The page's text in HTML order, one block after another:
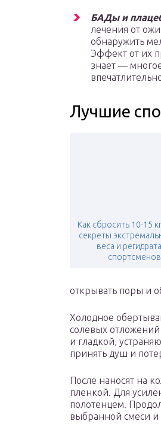
БАДы и
лечения от
обнаружить
Эффект от их
знает —
Лучшие
Как сбросить 10-15
секреты
веса и
открывать поры и
Холодное
солевых
и гладкой,
принять душ и
После наносят на
пленкой. Для
полотенцем.
выбранной смеси и